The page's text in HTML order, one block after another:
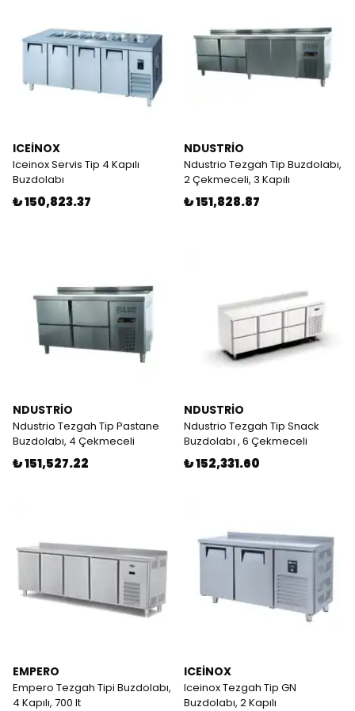
ICEİNOX
Iceinox Servis Tip 4 Kapılı
Buzdolabı
₺ 150,823.37
NDUSTRİO
Ndustrio Tezgah Tip Buzdolabı,
2 Çekmeceli, 3 Kapılı
₺ 151,828.87
NDUSTRİO
Ndustrio Tezgah Tip Pastane
Buzdolabı, 4 Çekmeceli
₺ 151,527.22
NDUSTRİO
Ndustrio Tezgah Tip Snack
Buzdolabı , 6 Çekmeceli
₺ 152,331.60
EMPERO
Empero Tezgah Tipi Buzdolabı,
4 Kapılı, 700 lt
ICEİNOX
Iceinox Tezgah Tip GN
Buzdolabı, 2 Kapılı